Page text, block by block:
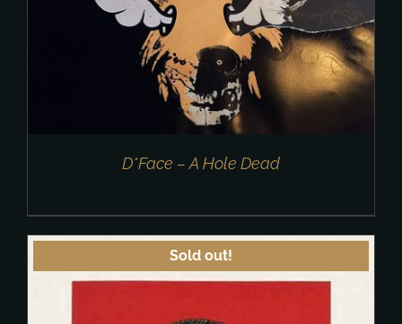
D*Face – A Hole Dead
Sold out!